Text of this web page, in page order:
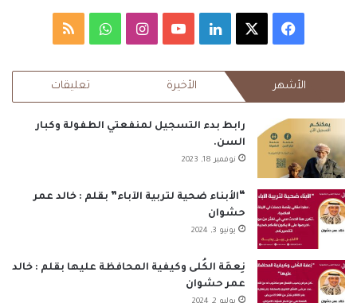
فيسبوك لينكدإن‫YouTubeانستقرامواتسابملخص
RSS الأشهر الأخيرة تعليقات
رابط بدء التسجيل لمنفعتي الطفولة وكبار
السن.
نوفمبر 18, 2023
“الأبناء ضحية لتربية الآباء” بقلم : خالد عمر
حشوان
يونيو 3, 2024
نِعمَة الكُلى وكيفية المحافظة عليها بقلم : خالد
عمر حشوان